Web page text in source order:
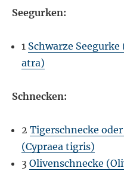
Seegurken:
1 Schwarze
atra)
Schnecken:
2Tigerschnecke
(Cypraea tigris)
3Olivenschnecke